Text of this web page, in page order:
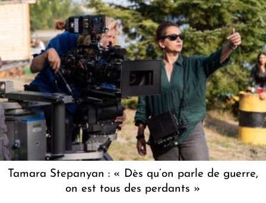
Tamara Stepanyan : « Dès qu’on parle de guerre,
on est tous des perdants »